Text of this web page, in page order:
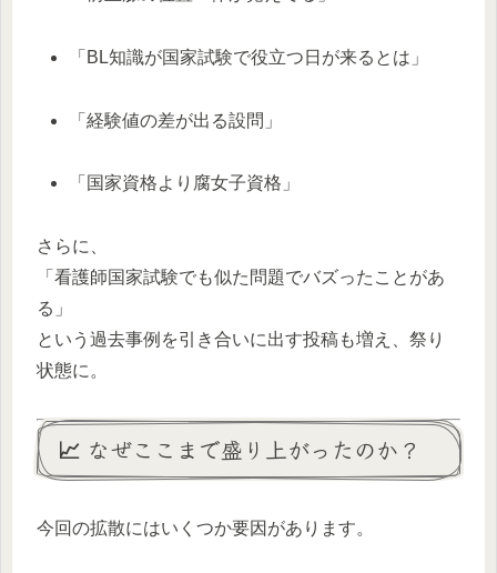
「BL知識が国家試験で役立つ日が来るとは」
「経験値の差が出る設問」
「国家資格より腐女子資格」
さらに、
「看護師国家試験でも似た問題でバズったことがあ
る」
という過去事例を引き合いに出す投稿も増え、祭り
状態に。
📈 なぜここまで盛り上がったのか？
今回の拡散にはいくつか要因があります。